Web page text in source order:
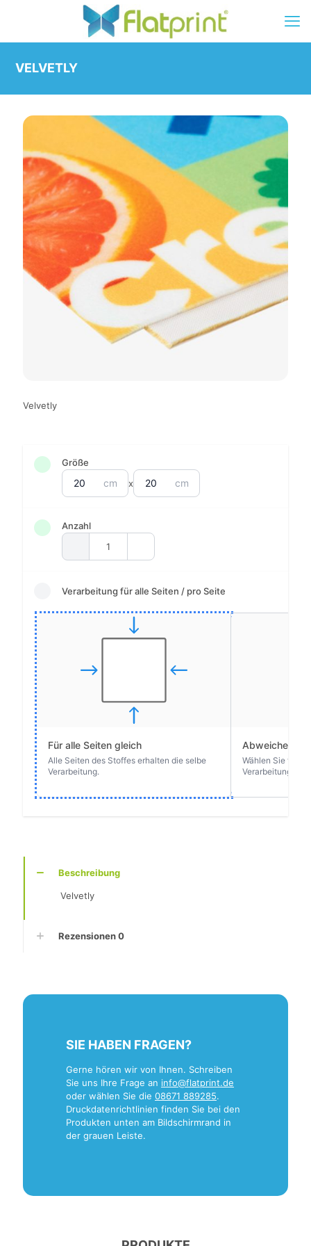
VELVETLY
Velvetly
Beschreibung
Velvetly
Rezensionen0
SIE HABEN FRAGEN?
Gerne hören wir von Ihnen. Schreiben
Sie uns Ihre Frage an info@flatprint.de
oder wählen Sie die 08671 889285.
Druckdatenrichtlinien finden Sie bei den
Produkten unten am Bildschirmrand in
der grauen Leiste.